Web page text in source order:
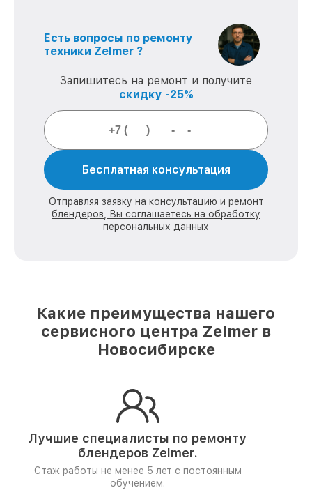
Есть вопросы по ремонту
техники Zelmer ?
Запишитесь на ремонт и получите
скидку -25%
Бесплатная консультация
Отправляя заявку на консультацию и ремонт
блендеров, Вы соглашаетесь на обработку
персональных данных
Какие преимущества нашего
сервисного центра Zelmer в
Новосибирске
Лучшие специалисты по ремонту
блендеров Zelmer.
Стаж работы не менее 5 лет с постоянным
обучением.